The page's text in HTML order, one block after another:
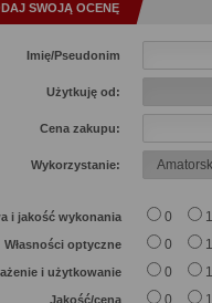
SWOJĄ OCENĘ
Imię/Pseudonim
Użytkuję od:
Cena zakupu:
Wykorzystanie:
i jakość wykonania 0 1
Własności optyczne 0 1
i użytkowanie 0 1
Jakość/cena 0 1